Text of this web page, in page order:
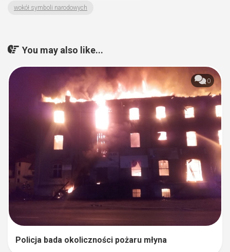
wokół symboli narodowych
You may also like...
0
Policja bada okoliczności pożaru młyna